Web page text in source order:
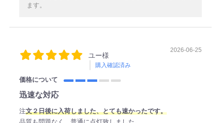
ます。
ユー様
購入確認済み
2026-06-25
価格について
迅速な対応
注文２日後に入荷しました、とても速かったです。